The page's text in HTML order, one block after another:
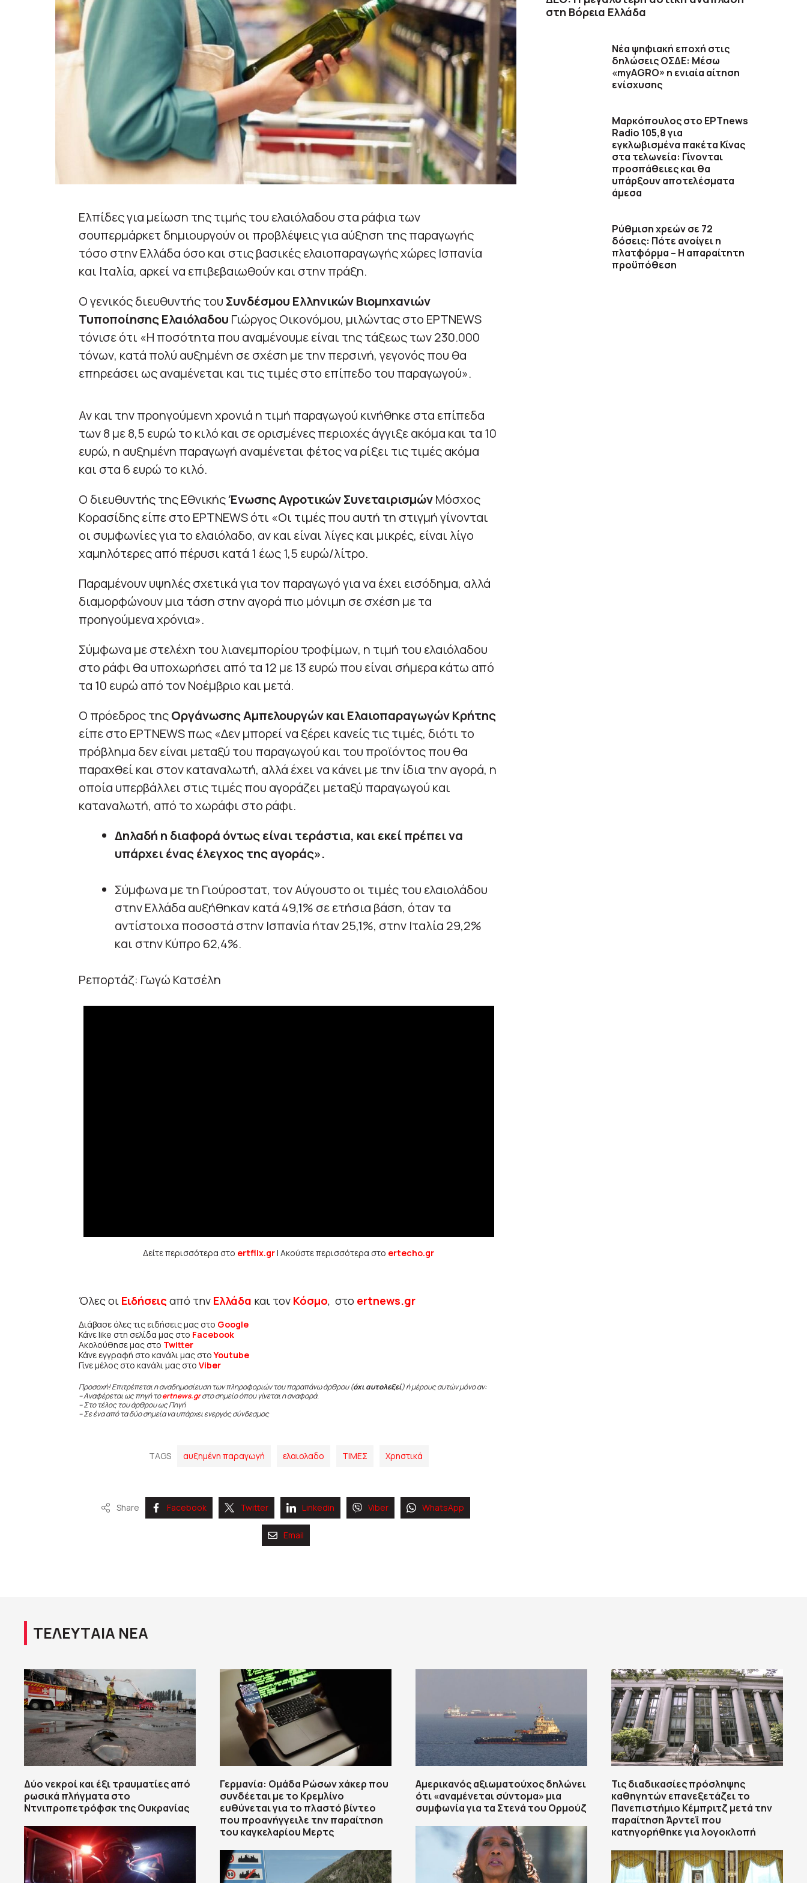
Ελπίδες για μείωση της τιμής του ελαιόλαδου στα ράφια των
σουπερμάρκετ δημιουργούν οι προβλέψεις για αύξηση της παραγωγής
τόσο στην Ελλάδα όσο και στις βασικές ελαιοπαραγωγής χώρες Ισπανία
και Ιταλία, αρκεί να επιβεβαιωθούν και στην πράξη.
Ο γενικός διευθυντής του Συνδέσμου Ελληνικών Βιομηχανιών
Τυποποίησης Ελαιόλαδου Γιώργος Οικονόμου, μιλώντας στο ΕΡΤNEWS
τόνισε ότι «Η ποσότητα που αναμένουμε είναι της τάξεως των 230.000
τόνων, κατά πολύ αυξημένη σε σχέση με την περσινή, γεγονός που θα
επηρεάσει ως αναμένεται και τις τιμές στο επίπεδο του παραγωγού».
Αν και την προηγούμενη χρονιά η τιμή παραγωγού κινήθηκε στα επίπεδα
των 8 με 8,5 ευρώ το κιλό και σε ορισμένες περιοχές άγγιξε ακόμα και τα 10
ευρώ, η αυξημένη παραγωγή αναμένεται φέτος να ρίξει τις τιμές ακόμα
και στα 6 ευρώ το κιλό.
Ο διευθυντής της ΕθνικήςΈνωσης Αγροτικών ΣυνεταιρισμώνΜόσχος
Κορασίδης είπε στο ΕΡΤNEWS ότι «Οι τιμές που αυτή τη στιγμή γίνονται
οι συμφωνίες για το ελαιόλαδο, αν και είναι λίγες και μικρές, είναι λίγο
χαμηλότερες από πέρυσι κατά 1 έως 1,5 ευρώ/λίτρο.
Παραμένουν υψηλές σχετικά για τον παραγωγό για να έχει εισόδημα, αλλά
διαμορφώνουν μια τάση στην αγορά πιο μόνιμη σε σχέση με τα
προηγούμενα χρόνια».
Σύμφωνα με στελέχη του λιανεμπορίου τροφίμων, η τιμή του ελαιόλαδου
στο ράφι θα υποχωρήσει από τα 12 με 13 ευρώ που είναι σήμερα κάτω από
τα 10 ευρώ από τον Νοέμβριο και μετά.
Ο πρόεδρος τηςΟργάνωσης Αμπελουργών και Ελαιοπαραγωγών Κρήτης
είπε στο ΕΡΤNEWS πως «Δεν μπορεί να ξέρει κανείς τις τιμές, διότι το
πρόβλημα δεν είναι μεταξύ του παραγωγού και του προϊόντος που θα
παραχθεί και στον καταναλωτή, αλλά έχει να κάνει με την ίδια την αγορά, η
οποία υπερβάλλει στις τιμές που αγοράζει μεταξύ παραγωγού και
καταναλωτή, από το χωράφι στο ράφι.
Δηλαδή η διαφορά όντως είναι τεράστια, και εκεί πρέπει να
υπάρχει ένας έλεγχος της αγοράς».
Σύμφωνα με τη Γιούροστατ, τον Αύγουστο οι τιμές του ελαιολάδου
στην Ελλάδα αυξήθηκαν κατά 49,1% σε ετήσια βάση, όταν τα
αντίστοιχα ποσοστά στην Ισπανία ήταν 25,1%, στην Ιταλία 29,2%
και στην Κύπρο 62,4%.
Ρεπορτάζ: Γωγώ Κατσέλη
Δείτε περισσότερα στο ertflix.gr| Ακούστε περισσότερα στο ertecho.gr
Όλες οι Ειδήσεις από την Ελλάδα και τον Κόσμο, στο ertnews.gr
Διάβασε όλες τις ειδήσεις μας στο Google
Κάνε like στη σελίδα μας στο Facebook
Ακολούθησε μας στο Twitter
Κάνε εγγραφή στο κανάλι μας στοYoutube
Γίνε μέλος στο κανάλι μας στο Viber
Προσοχή! Επιτρέπεται η αναδημοσίευση των πληροφοριών του παραπάνω άρθρου (όχι αυτολεξεί) ή μέρους αυτών μόνο αν:
– Αναφέρεται ως πηγή τοertnews.gr στο σημείο όπου γίνεται η αναφορά.
– Στο τέλος του άρθρου ως Πηγή
– Σε ένα από τα δύο σημεία να υπάρχει ενεργός σύνδεσμος
TAGS αυξημένη παραγωγή ελαιολαδο ΤΙΜΕΣ Χρηστικά
Share Facebook Twitter Linkedin Viber WhatsApp
Email
στη Βόρεια Ελλάδα
Νέα ψηφιακή εποχή στις
δηλώσεις ΟΣΔΕ: Μέσω
«myAGRO» η ενιαία αίτηση
ενίσχυσης
Μαρκόπουλος στο ΕΡΤnews
Radio 105,8 για
εγκλωβισμένα πακέτα Κίνας
στα τελωνεία: Γίνονται
προσπάθειες και θα
υπάρξουν αποτελέσματα
άμεσα
Ρύθμιση χρεών σε 72
δόσεις: Πότε ανοίγει η
πλατφόρμα – Η απαραίτητη
προϋπόθεση
ΤΕΛΕΥΤΑΙΑ ΝΕΑ
Δύο νεκροί και έξι τραυματίες από
ρωσικά πλήγματα στο
Ντνιπροπετρόφσκ της Ουκρανίας
Γερμανία: Ομάδα Ρώσων χάκερ που
συνδέεται με το Κρεμλίνο
ευθύνεται για το πλαστό βίντεο
που προανήγγειλε την παραίτηση
του καγκελαρίου Μερτς
Αμερικανός αξιωματούχος δηλώνει
ότι «αναμένεται σύντομα» μια
συμφωνία για τα Στενά του Ορμούζ
Τις διαδικασίες πρόσληψης
καθηγητών επανεξετάζει το
Πανεπιστήμιο Κέμπριτζ μετά την
παραίτηση Άρντεϊ που
κατηγορήθηκε για λογοκλοπή